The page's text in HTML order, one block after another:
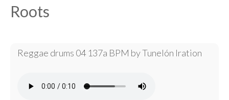
Roots
Reggae drums 04 137a BPM by Tunelón Iration